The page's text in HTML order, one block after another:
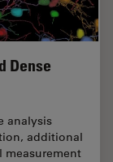
Dense
analysis
additional